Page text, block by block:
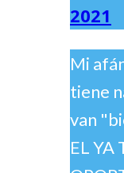
2021
Mi
tiene
van
EL YA